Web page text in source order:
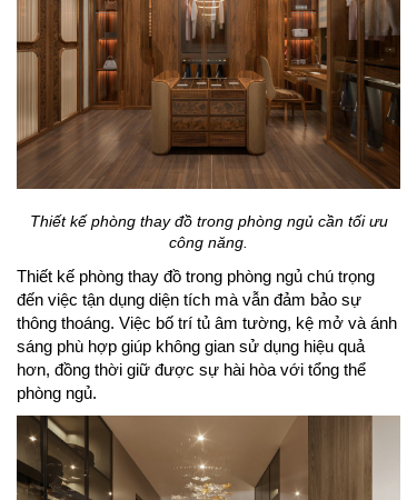
Thiết kế phòng thay đồ trong phòng ngủ cần tối ưu
công năng.
Thiết kế phòng thay đồ trong phòng ngủ chú trọng
đến việc tận dụng diện tích mà vẫn đảm bảo sự
thông thoáng. Việc bố trí tủ âm tường, kệ mở và ánh
sáng phù hợp giúp không gian sử dụng hiệu quả
hơn, đồng thời giữ được sự hài hòa với tổng thể
phòng ngủ.